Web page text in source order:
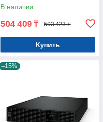
В наличии
504 409 ₸ 593 423 ₸
Купить
–15%